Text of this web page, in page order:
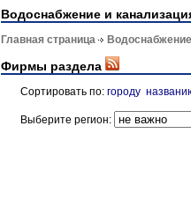
Водоснабжение и
Главная страница
Фирмы раздела
Сортировать по: городу
Выберите регион: